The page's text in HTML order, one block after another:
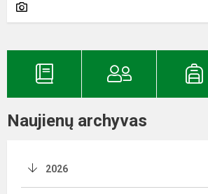
Naujienų archyvas
2026